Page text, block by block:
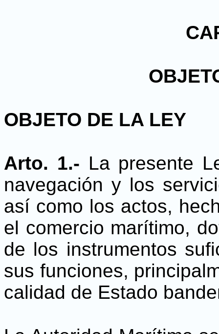
OBJETO DE LA LEY
Arto. 1.- La presente
navegación y los
así como los actos,
el comercio marítimo,
de los instrumentos
sus funciones,
calidad de Estado